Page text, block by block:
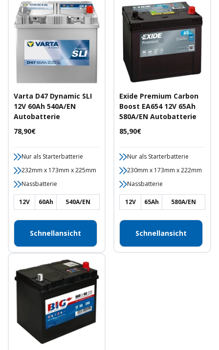
Varta D47 Dynamic SLI
12V 60Ah 540A/EN
Autobatterie
Angebotspreis
78,90€
Nur als Starterbatterie
232mm x 173mm x 225mm
Nassbatterie
12V 60Ah 540A/EN
Schnellansicht
Exide Premium Carbon
Boost EA654 12V 65Ah
580A/EN Autobatterie
Angebotspreis
85,90€
Nur als Starterbatterie
230mm x 173mm x 222mm
Nassbatterie
12V 65Ah 580A/EN
Schnellansicht